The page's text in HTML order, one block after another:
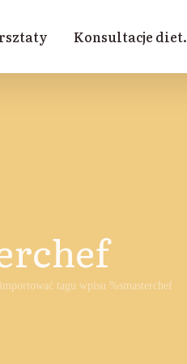
Konsultacje diet.
tagu wpisu %smasterchef